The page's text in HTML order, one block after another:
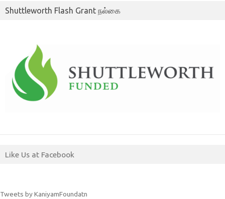
Shuttleworth Flash Grant நல்கை
Like Us at Facebook
Tweets by KaniyamFoundatn